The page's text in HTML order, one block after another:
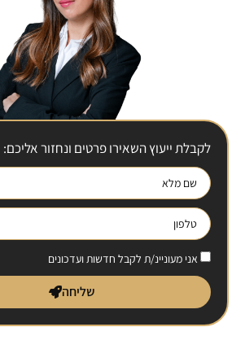
לקבלת ייעוץ השאירו פרטים ונחזור אליכם:
אני מעוניינ/ת לקבל חדשות ועדכונים
שליחה